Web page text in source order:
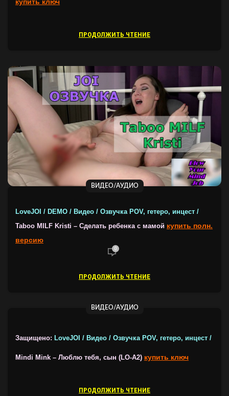
ПРОДОЛЖИТЬ ЧТЕНИЕ
ВИДЕО/АУДИО
LoveJOI / DEMO / Видео / Озвучка POV, гетеро, инцест /
Taboo MILF Kristi – Сделать ребенка с мамой купить полн.
версию
0
ПРОДОЛЖИТЬ ЧТЕНИЕ
ВИДЕО/АУДИО
Защищено: LoveJOI / Видео / Озвучка POV, гетеро, инцест /
Mindi Mink – Люблю тебя, сын (LO-A2) купить ключ
ПРОДОЛЖИТЬ ЧТЕНИЕ